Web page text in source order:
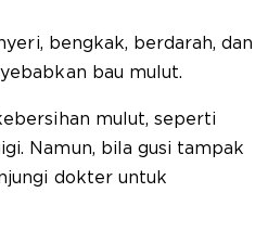
bengkak, berdarah, dan
bau mulut.
mulut, seperti
Namun, bila gusi tampak
dokter untuk